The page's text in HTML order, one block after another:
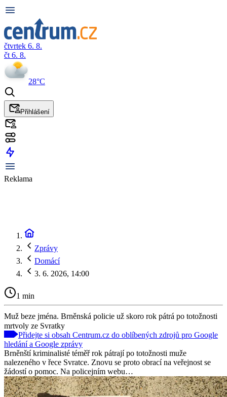
čtvrtek 6. 8.
čt 6. 8.
28°C
Přihlášení
Reklama
Zprávy
Domácí
3. 6. 2026, 14:00
1 min
Muž beze jména. Brněnská policie už skoro rok pátrá po totožnosti
mrtvoly ze Svratky
Přidejte si obsah Centrum.cz do oblíbených zdrojů pro Google
hledání a Google zprávy
Brněnští kriminalisté téměř rok pátrají po totožnosti muže
nalezeného v řece Svratce. Znovu se proto obrací na veřejnost se
žádostí o pomoc. Na policejním webu…